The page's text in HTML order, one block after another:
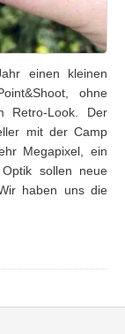
einen kleinen
ohne
Retro-Look. Der
mit der Camp
Megapixel, ein
sollen neue
haben uns die